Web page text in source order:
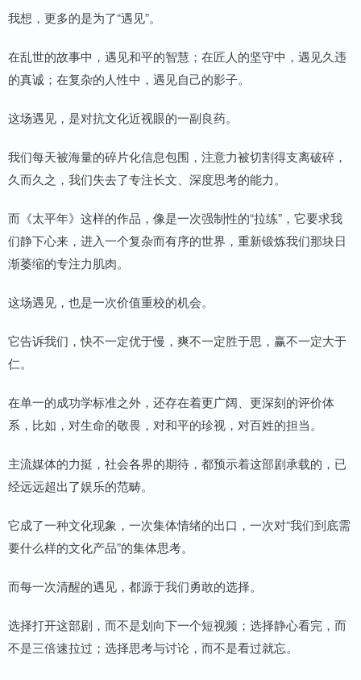
我想，更多的是为了“遇见”。
在乱世的故事中，遇见和平的智慧；在匠人的坚守中，遇见久违
的真诚；在复杂的人性中，遇见自己的影子。
这场遇见，是对抗文化近视眼的一副良药。
我们每天被海量的碎片化信息包围，注意力被切割得支离破碎，
久而久之，我们失去了专注长文、深度思考的能力。
而《太平年》这样的作品，像是一次强制性的“拉练”，它要求我
们静下心来，进入一个复杂而有序的世界，重新锻炼我们那块日
渐萎缩的专注力肌肉。
这场遇见，也是一次价值重校的机会。
它告诉我们，快不一定优于慢，爽不一定胜于思，赢不一定大于
仁。
在单一的成功学标准之外，还存在着更广阔、更深刻的评价体
系，比如，对生命的敬畏，对和平的珍视，对百姓的担当。
主流媒体的力挺，社会各界的期待，都预示着这部剧承载的，已
经远远超出了娱乐的范畴。
它成了一种文化现象，一次集体情绪的出口，一次对“我们到底需
要什么样的文化产品”的集体思考。
而每一次清醒的遇见，都源于我们勇敢的选择。
选择打开这部剧，而不是划向下一个短视频；选择静心看完，而
不是三倍速拉过；选择思考与讨论，而不是看过就忘。